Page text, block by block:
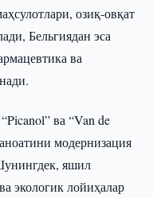
озиқ-овқат
Бельгиядан эса
ва
ва “Van de
модернизация
яшил
экологик лойиҳалар